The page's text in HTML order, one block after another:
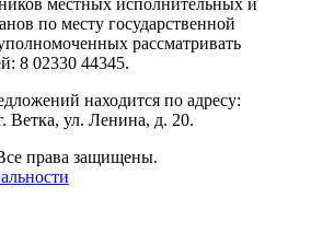
по месту государственной
рассматривать
8 02330 44345.
находится по адресу:
Ветка, ул. Ленина, д. 20.
права защищены.